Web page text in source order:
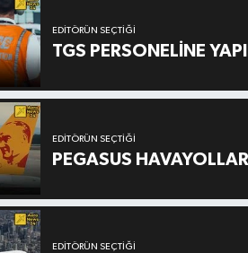
EDITÖRÜN SEÇTIĞI
TGS PERSONELİNE
EDITÖRÜN SEÇTIĞI
PEGASUS
EDITÖRÜN SEÇTIĞI